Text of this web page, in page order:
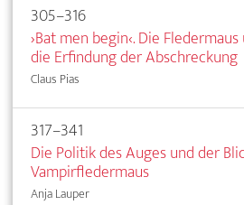
305–316
›Bat men begin‹. Die
die Erfindung der Abschreckung
Claus Pias
317–341
Die Politik des Auges und der
Vampirfledermaus
Anja Lauper